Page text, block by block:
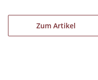
Zum Artikel